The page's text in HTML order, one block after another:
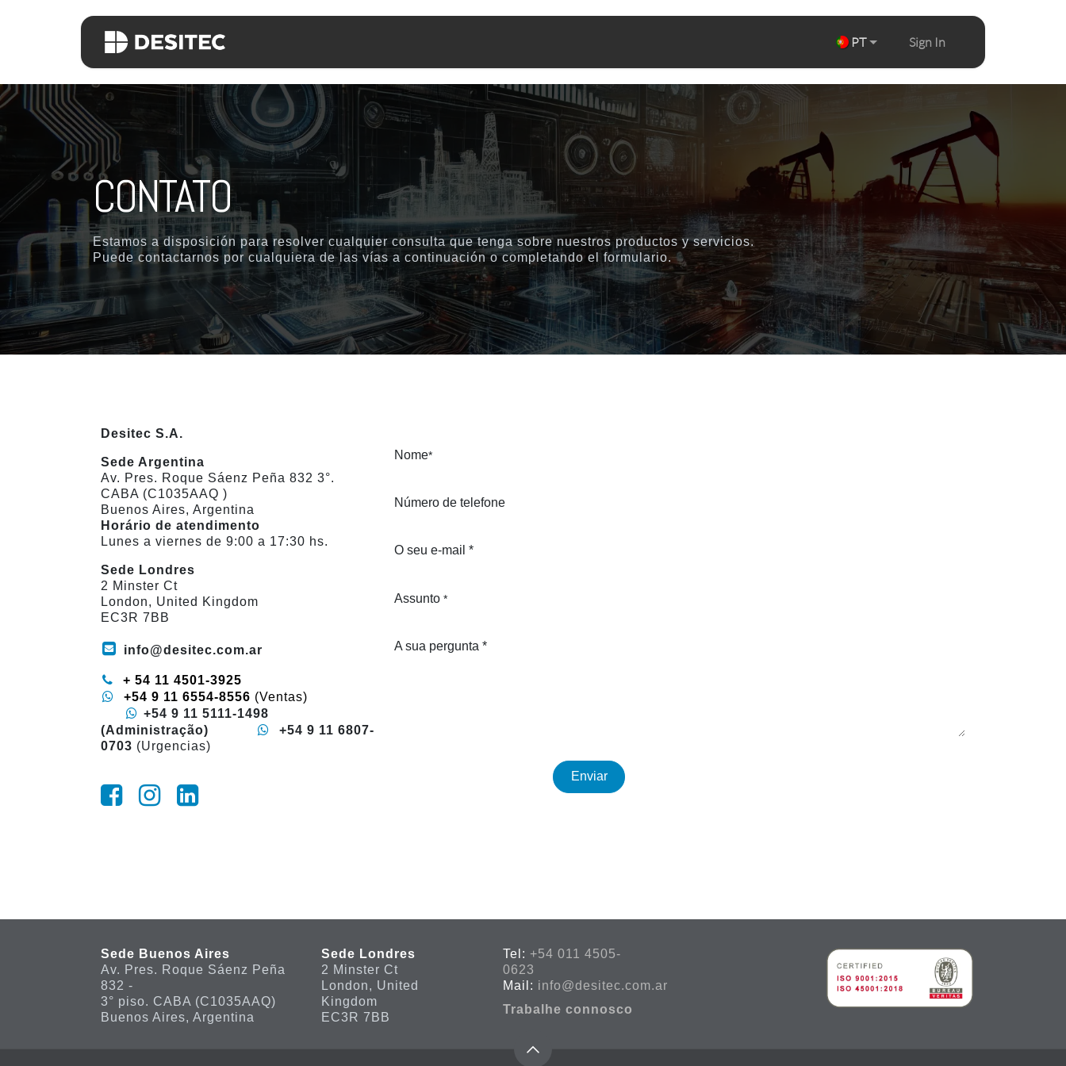
PT Sign In
CONTATO
Estamos a disposición para resolver cualquier consulta que tenga sobre nuestros productos y servicios.
Puede contactarnos por cualquiera de las vías a continuación o completando el formulario.
Nome*
Número de telefone
O seu e-mail *
Assunto *
A sua pergunta *
Enviar
Desitec S.A.
Sede Argentina
Av. Pres. Roque Sáenz Peña 832 3°.
CABA (C1035AAQ )
Buenos Aires, Argentina
Horário de atendimento
Lunes a viernes de 9:00 a 17:30 hs.
Sede Londres
2 Minster Ct
London, United Kingdom
EC3R 7BB
info@desitec.com.ar
+ 5​4 11 4501-3925
+54 9 11 6554-8556 (Ventas)
+54 9 11 5111-1498
(Administração)
+54 9 11 6807-
0703 (Urgencias)
Sede Buenos Aires
Av. Pres. Roque Sáenz Peña
832 -
3° piso. CABA (C1035AAQ)
Buenos Aires, Argentina
Sede Londres
2 Minster Ct
London, United
Kingdom
EC3R 7BB
Tel: +54 011 4505-
0623
Mail: info@desitec.com.ar
Trabalhe connosco